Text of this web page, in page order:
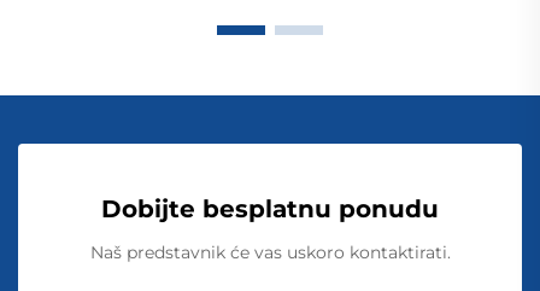
Dobijte besplatnu ponudu
Naš predstavnik će vas uskoro kontaktirati.